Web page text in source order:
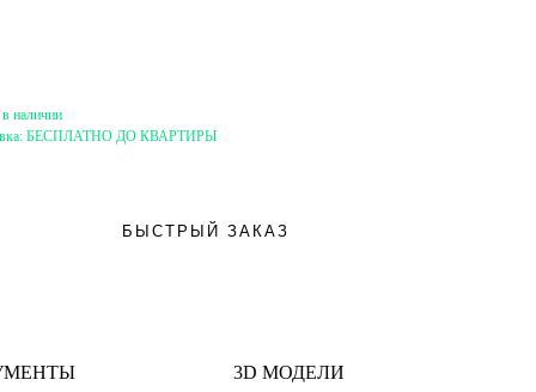
наличии
БЕСПЛАТНО ДО КВАРТИРЫ
БЫСТРЫЙ ЗАКАЗ
3D МОДЕЛИ